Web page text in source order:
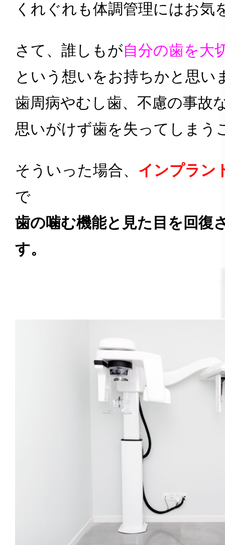
くれぐれも体調管理にはお気
さて、誰しもが自分の歯を大
という想いをお持ちかと思い
歯周病やむし歯、不慮の事故
思いがけず歯を失ってしまう
そういった場合、 インプラン
で
歯の噛む機能と見た目を回復
す。